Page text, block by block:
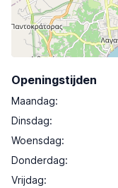
Openingstijden
Maandag:
Dinsdag:
Woensdag:
Donderdag:
Vrijdag: